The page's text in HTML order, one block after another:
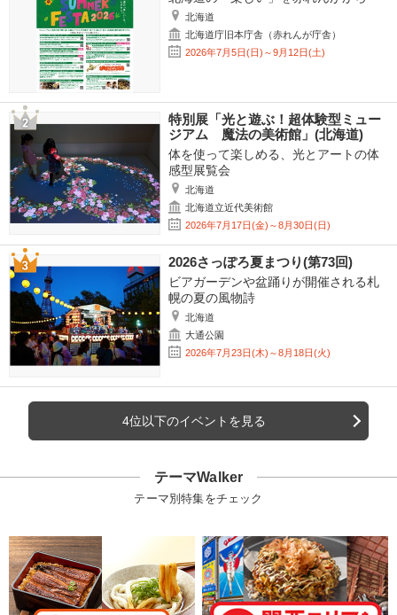
北海道
北海道庁旧本庁舎（赤れんが庁舎）
2026年7月5日(日)～9月12日(土)
特別展「光と遊ぶ！超体験型ミュー
ジアム 魔法の美術館」(北海道)
体を使って楽しめる、光とアートの体
感型展覧会
北海道
北海道立近代美術館
2026年7月17日(金)～8月30日(日)
2026さっぽろ夏まつり(第73回)
ビアガーデンや盆踊りが開催される札
幌の夏の風物詩
北海道
大通公園
2026年7月23日(木)～8月18日(火)
4位以下のイベントを見る
テーマWalker
テーマ別特集をチェック